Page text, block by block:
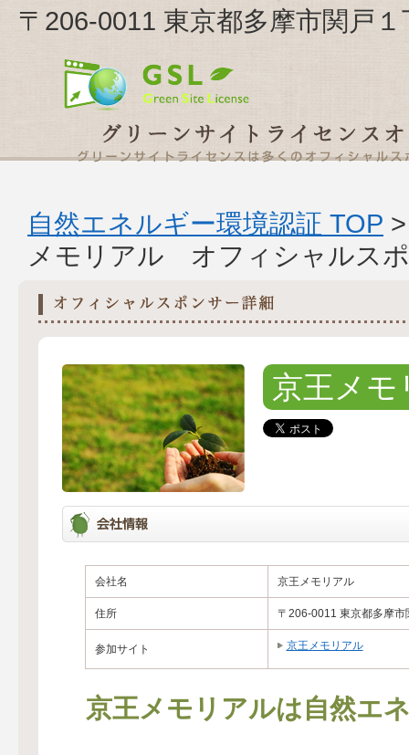
〒206-0011 東京都多摩市関戸
自然エネルギー環境認証 TOP
メモリアル オフィシャルス
京王メモ
会社名 京王メモリアル
住所 〒206-0011 東京都多摩市
参加サイト 京王メモリアル
京王メモリアルは自然エ